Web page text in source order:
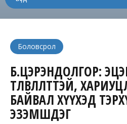
Боловсрол
Б.ЦЭРЭНДОЛГОР: ЭЦЭГ
ТӨЛӨВЛӨЛТТЭЙ,
БАЙВАЛ ХҮҮХЭД
ЭЗЭМШДЭГ